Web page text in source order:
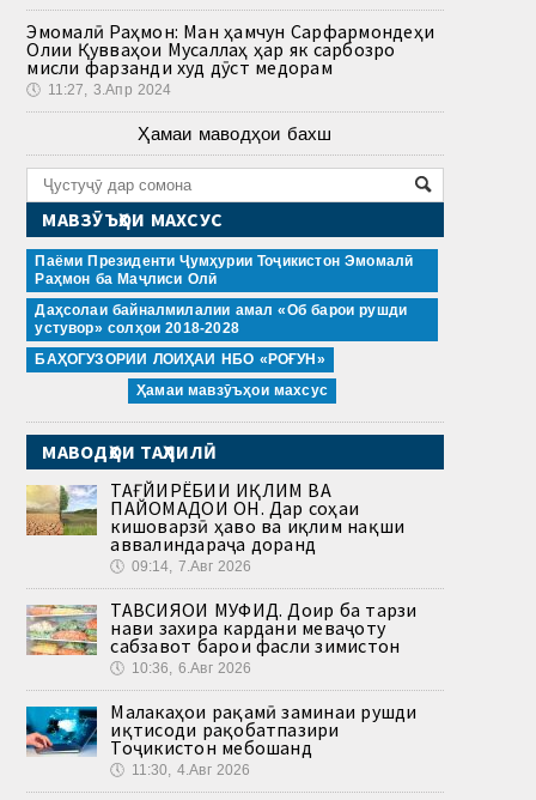
Эмомалӣ Раҳмон: Ман ҳамчун Сарфармондеҳи
Олии Қувваҳои Мусаллаҳ ҳар як сарбозро
мисли фарзанди худ дӯст медорам
🕔 11:27, 3.Апр 2024
Ҳамаи маводҳои бахш
МАВЗӮЪҲОИ МАХСУС
Паёми Президенти Ҷумҳурии Тоҷикистон Эмомалӣ
Раҳмон ба Маҷлиси Олӣ
Даҳсолаи байналмилалии амал «Об барои рушди
устувор» солҳои 2018-2028
БАҲОГУЗОРИИ ЛОИҲАИ НБО «РОҒУН»
Ҳамаи мавзӯъҳои махсус
МАВОДҲОИ ТАҲЛИЛӢ
ТАҒЙИРЁБИИ ИҚЛИМ ВА
ПАЙОМАДҲОИ ОН. Дар соҳаи
кишоварзӣ ҳаво ва иқлим нақши
аввалиндараҷа доранд
🕔 09:14, 7.Авг 2026
ТАВСИЯҲОИ МУФИД. Доир ба тарзи
нави захира кардани меваҷоту
сабзавот барои фасли зимистон
🕔 10:36, 6.Авг 2026
Малакаҳои рақамӣ заминаи рушди
иқтисоди рақобатпазири
Тоҷикистон мебошанд
🕔 11:30, 4.Авг 2026